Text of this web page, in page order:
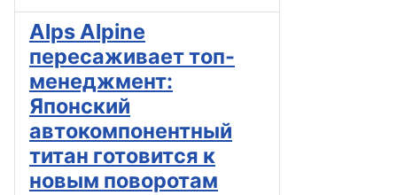
Alps Alpine
пересаживает топ-
менеджмент:
Японский
автокомпонентный
титан готовится к
новым поворотам